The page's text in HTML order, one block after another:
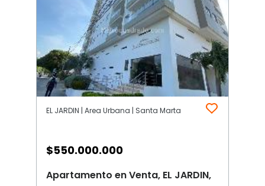
EL JARDIN | Area Urbana | Santa Marta
$550.000.000
Apartamento en Venta, EL JARDIN,